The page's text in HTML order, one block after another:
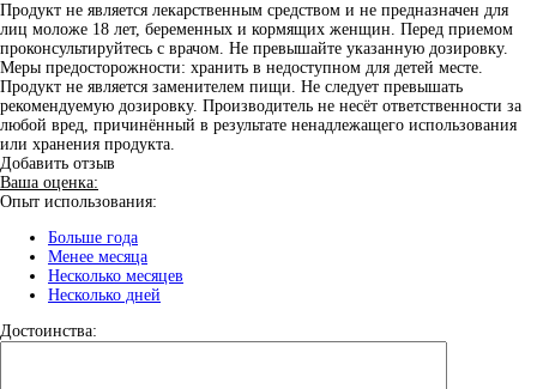
Продукт не является лекарственным средством и не предназначен для
лиц моложе 18 лет, беременных и кормящих женщин. Перед приемом
проконсультируйтесь с врачом. Не превышайте указанную дозировку.
Меры предосторожности: хранить в недоступном для детей месте.
Продукт не является заменителем пищи. Не следует превышать
рекомендуемую дозировку. Производитель не несёт ответственности за
любой вред, причинённый в результате ненадлежащего использования
или хранения продукта.
Добавить отзыв
Ваша оценка:
Опыт использования:
Больше года
Менее месяца
Несколько месяцев
Несколько дней
Достоинства: